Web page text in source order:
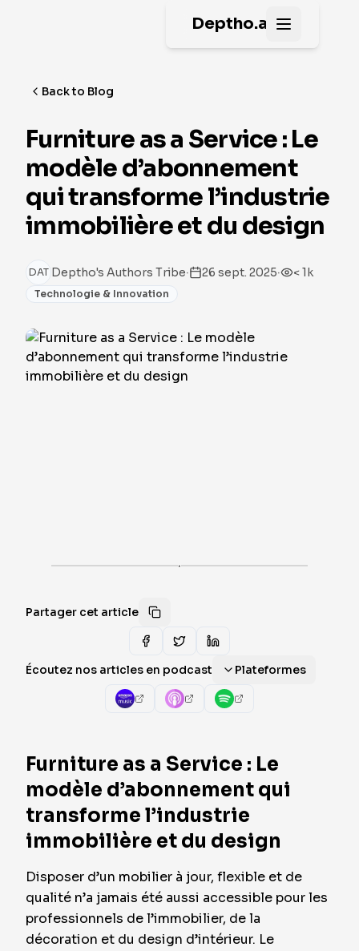
Deptho.ai Open main
Back to Blog
Furniture as a Service : Le
modèle d’abonnement
qui transforme l’industrie
immobilière et du design
DAT Deptho's Authors Tribe· 26 sept. 2025· < 1k
Technologie & Innovation
·
Partager cet article
Écoutez nos articles en podcast Plateformes
Furniture as a Service : Le
modèle d’abonnement qui
transforme l’industrie
immobilière et du design
Disposer d’un mobilier à jour, flexible et de
qualité n’a jamais été aussi accessible pour les
professionnels de l’immobilier, de la
décoration et du design d’intérieur. Le